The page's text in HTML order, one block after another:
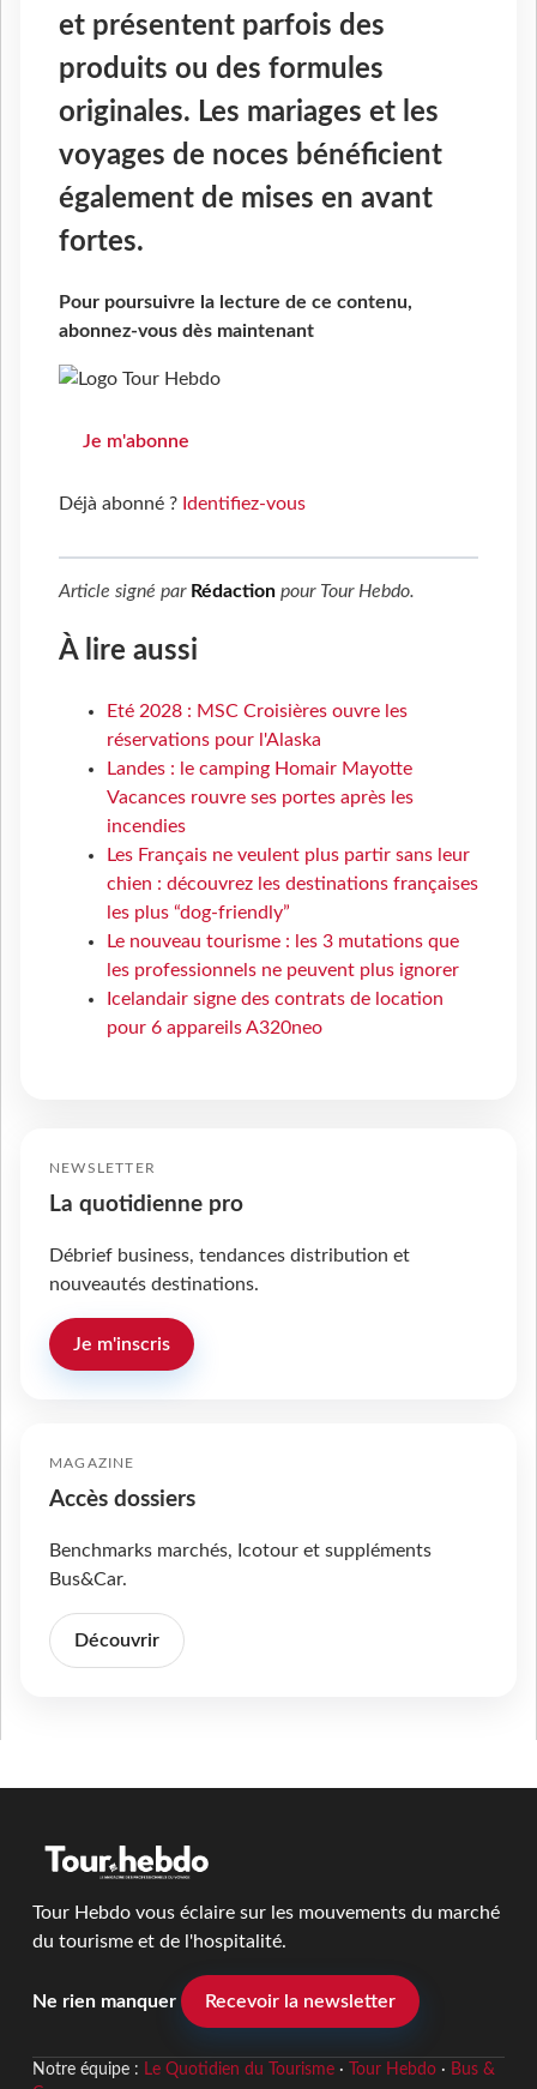
et présentent parfois des
produits ou des formules
originales. Les mariages et les
voyages de noces bénéficient
également de mises en avant
fortes.
Pour poursuivre la lecture de ce contenu,
abonnez-vous dès maintenant
Je m'abonne
Déjà abonné ? Identifiez-vous
Article signé par Rédaction pour Tour Hebdo.
À lire aussi
Eté 2028 : MSC Croisières ouvre les
réservations pour l'Alaska
Landes : le camping Homair Mayotte
Vacances rouvre ses portes après les
incendies
Les Français ne veulent plus partir sans leur
chien : découvrez les destinations françaises
les plus “dog-friendly”
Le nouveau tourisme : les 3 mutations que
les professionnels ne peuvent plus ignorer
Icelandair signe des contrats de location
pour 6 appareils A320neo
NEWSLETTER
La quotidienne pro
Débrief business, tendances distribution et
nouveautés destinations.
Je m'inscris
MAGAZINE
Accès dossiers
Benchmarks marchés, Icotour et suppléments
Bus&Car.
Découvrir
Tour Hebdo vous éclaire sur les mouvements du marché
du tourisme et de l'hospitalité.
Ne rien manquer Recevoir la newsletter
Notre équipe : Le Quotidien du Tourisme· Tour Hebdo· Bus &